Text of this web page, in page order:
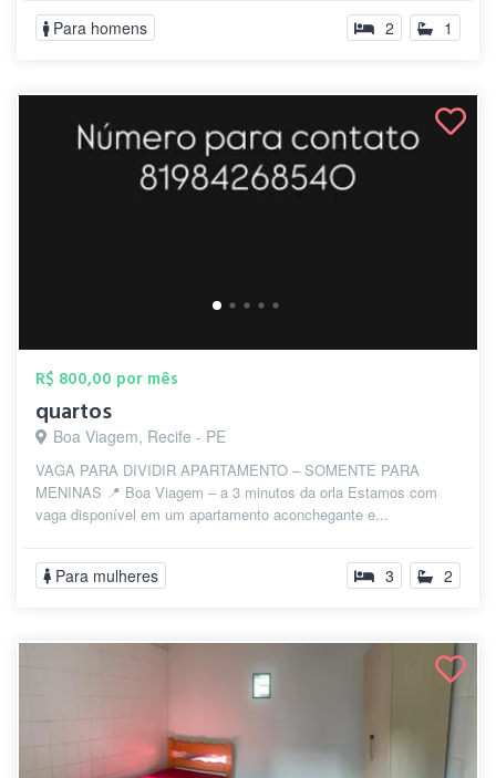
Para homens 2 1
R$ 800,00 por mês
quartos
Boa Viagem, Recife - PE
VAGA PARA DIVIDIR APARTAMENTO – SOMENTE PARA
MENINAS 📍 Boa Viagem – a 3 minutos da orla Estamos com
vaga disponível em um apartamento aconchegante e...
Para mulheres 3 2